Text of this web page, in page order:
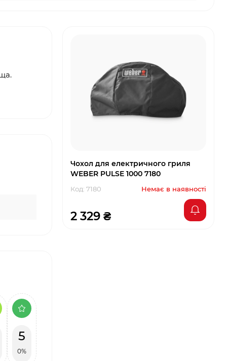
5
0%
Чохол для електричного гриля
WEBER PULSE 1000 7180
Код: 7180 Немає в наявності
2 329 ₴